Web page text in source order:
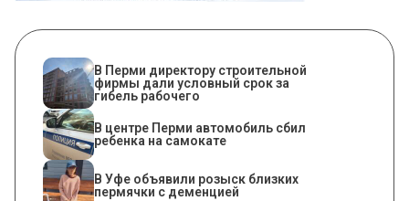
В Перми директору строительной
фирмы дали условный срок за
гибель рабочего
В центре Перми автомобиль сбил
ребенка на самокате
В Уфе объявили розыск близких
пермячки с деменцией